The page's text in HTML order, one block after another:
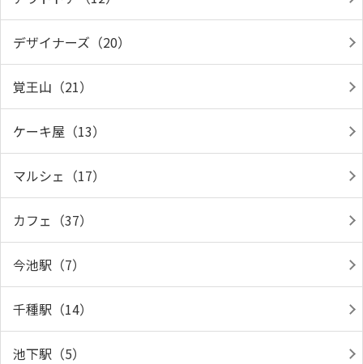
デザイナーズ（20）
覚王山（21）
ケーキ屋（13）
マルシェ（17）
カフェ（37）
今池駅（7）
千種駅（14）
池下駅（5）